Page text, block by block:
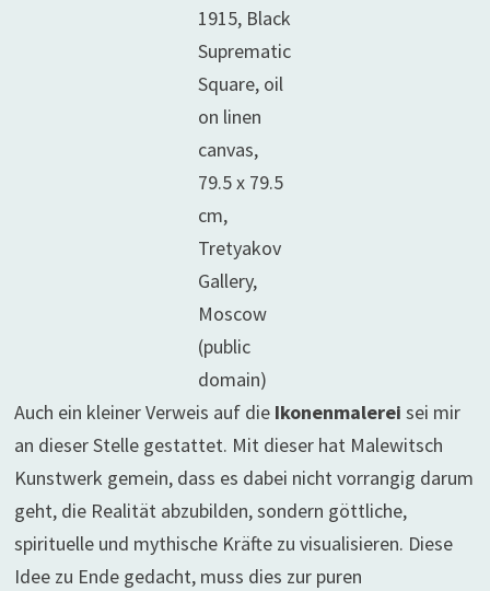
1915, Black
Suprematic
Square, oil
on linen
canvas,
79.5 x 79.5
cm,
Tretyakov
Gallery,
Moscow
(public
domain)
Auch ein kleiner Verweis auf die Ikonenmalerei sei mir
an dieser Stelle gestattet. Mit dieser hat Malewitsch
Kunstwerk gemein, dass es dabei nicht vorrangig darum
geht, die Realität abzubilden, sondern göttliche,
spirituelle und mythische Kräfte zu visualisieren. Diese
Idee zu Ende gedacht, muss dies zur puren